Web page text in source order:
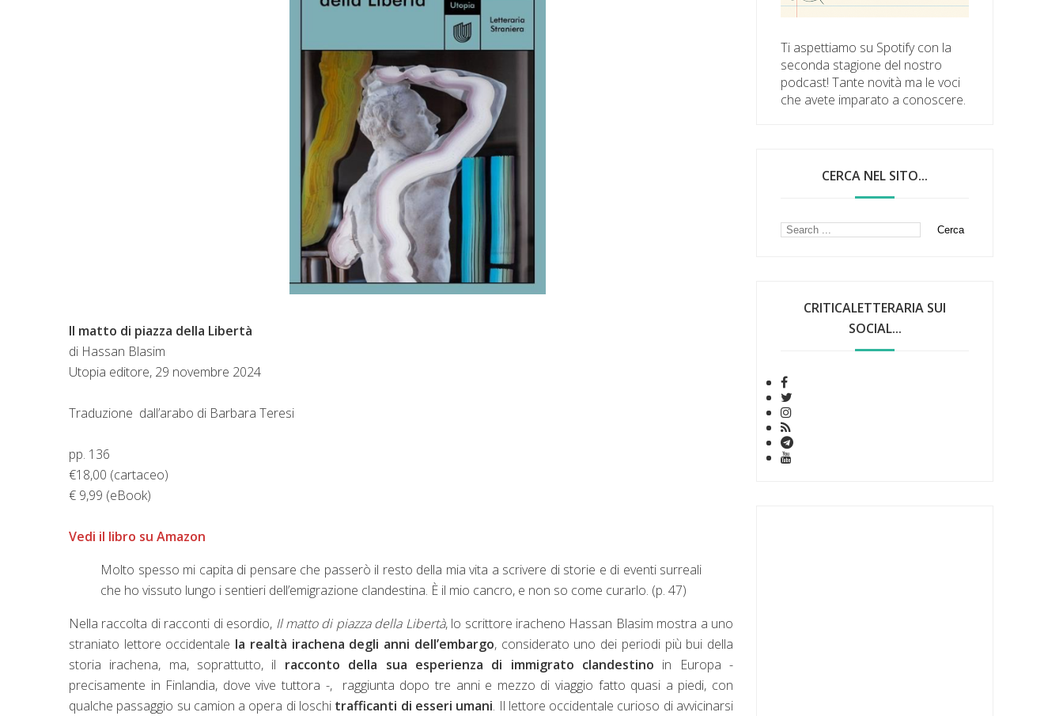
Il matto di piazza della Libertà
di Hassan Blasim
Utopia editore, 29 novembre 2024
Traduzione dall’arabo di Barbara Teresi
pp. 136
€18,00 (cartaceo)
€ 9,99 (eBook)
Vedi il libro su Amazon
Molto spesso mi capita di pensare che passerò il resto della mia vita a scrivere di storie e di eventi surreali
che ho vissuto lungo i sentieri dell’emigrazione clandestina. È il mio cancro, e non so come curarlo. (p. 47)
Nella raccolta di racconti di esordio, Il matto di piazza della Libertà, lo scrittore iracheno Hassan Blasim mostra a uno
straniato lettore occidentale la realtà irachena degli anni dell’embargo, considerato uno dei periodi più bui della
storia irachena, ma, soprattutto, il racconto della sua esperienza di immigrato clandestino in Europa -
precisamente in Finlandia, dove vive tuttora -, raggiunta dopo tre anni e mezzo di viaggio fatto quasi a piedi, con
qualche passaggio su camion a opera di loschi trafficanti di esseri umani. Il lettore occidentale curioso di avvicinarsi
Ti aspettiamo su Spotify con la
seconda stagione del nostro
podcast! Tante novità ma le voci
che avete imparato a conoscere.
CERCA NEL SITO...
CRITICALETTERARIA SUI
SOCIAL...